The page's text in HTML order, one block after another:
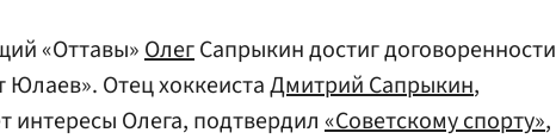
«Оттавы»ОлегСапрыкин достиг договоренности
Юлаев». Отец хоккеистаДмитрий Сапрыкин,
интересы Олега, подтвердил «Советскому спорту»,